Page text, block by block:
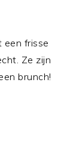
een frisse
Ze zijn
brunch!